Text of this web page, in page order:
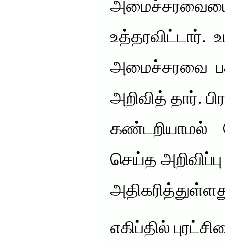
உத்தரவிட்டார்.
அமைச்சரவை
அறிவித் தார்.
கண்டறியாமல்
செய்த
எகிப்தில்